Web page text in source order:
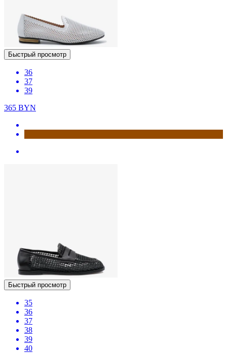
Быстрый просмотр
36
37
39
365 BYN
Быстрый просмотр
35
36
37
38
39
40